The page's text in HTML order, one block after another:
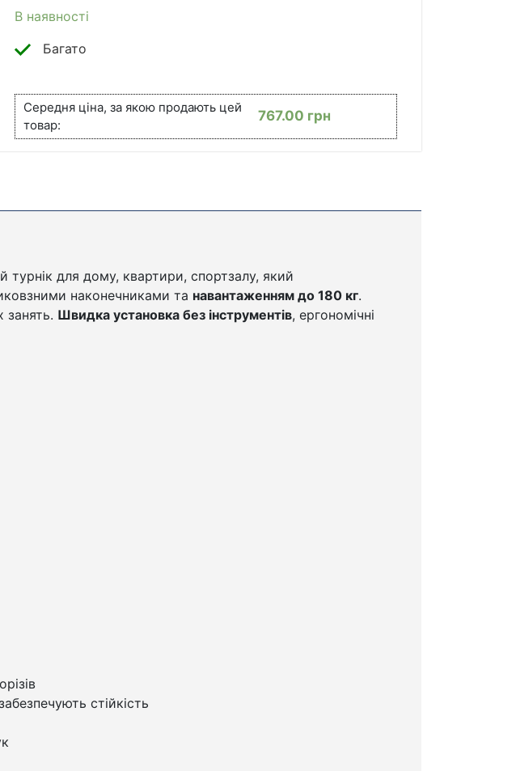
КГ,
БЕЗ
СВЕРЛЕНИЯ
КІЛЬКІСТЬ
В наявності
Багато
Середня ціна, за якою продають цей
товар:
767.00 грн
турнік для дому, квартири, спортзалу, який
наконечниками та навантаженням до 180 кг.
Швидка установка без інструментів, ергономічні
стійкість